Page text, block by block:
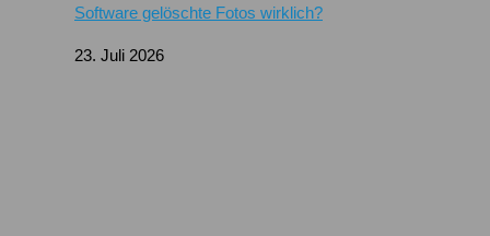
Software gelöschte Fotos wirklich?
23. Juli 2026